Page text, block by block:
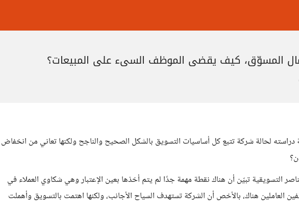
المسوّق، كيف يقضي الموظف السيء على المبيعات؟
دراسته لحالة شركة تتبع كل أساسيات التسويق بالشكل الصحيح والناجح ولكنها تعاني من انخفاض
التسويقية تبيّن أن هناك نقطة مهمة جدًا لم يتم أخذها بعين الإعتبار وهي شكاوي العملاء في
العاملين هناك، بالأخص أن الشركة تستهدف السياح الأجانب، ولكنها اهتمت بالتسويق وأهملت